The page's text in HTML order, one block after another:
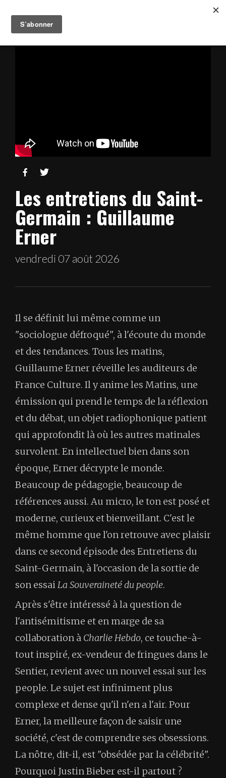
 
Les entretiens du Saint-
Germain : Guillaume
Erner
vendredi 07 août 2026
Il se définit lui même comme un
"sociologue défroqué", à l'écoute du monde
et des tendances. Tous les matins,
Guillaume Erner réveille les auditeurs de
France Culture. Il y anime les Matins, une
émission qui prend le temps de la réflexion
et du débat, un objet radiophonique patient
qui approfondit là où les autres matinales
survolent. En intellectuel bien dans son
époque, Erner décrypte le monde.
Beaucoup de pédagogie, beaucoup de
références aussi. Au micro, le ton est posé et
moderne, curieux et bienveillant. C'est le
même homme que l'on retrouve avec plaisir
dans ce second épisode des Entretiens du
Saint-Germain, à l'occasion de la sortie de
son essaiLa Souveraineté du people.
Après s'être intéressé à la question de
l'antisémitisme et en marge de sa
collaboration à Charlie Hebdo, ce touche-à-
tout inspiré, ex-vendeur de fringues dans le
Sentier, revient avec un nouvel essai sur les
people. Le sujet est infiniment plus
complexe et dense qu'il n'en a l'air. Pour
Erner, la meilleure façon de saisir une
société, c'est de comprendre ses obsessions.
La nôtre, dit-il, est "obsédée par la célébrité".
Pourquoi Justin Bieber est-il partout ?